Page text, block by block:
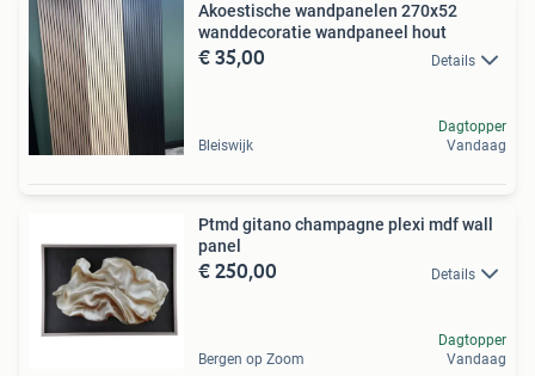
Akoestische wandpanelen 270x52
wanddecoratie wandpaneel hout
€ 35,00 Details
Bleiswijk
Dagtopper
Vandaag
Ptmd gitano champagne plexi mdf wall
panel
€ 250,00 Details
Bergen op Zoom
Dagtopper
Vandaag